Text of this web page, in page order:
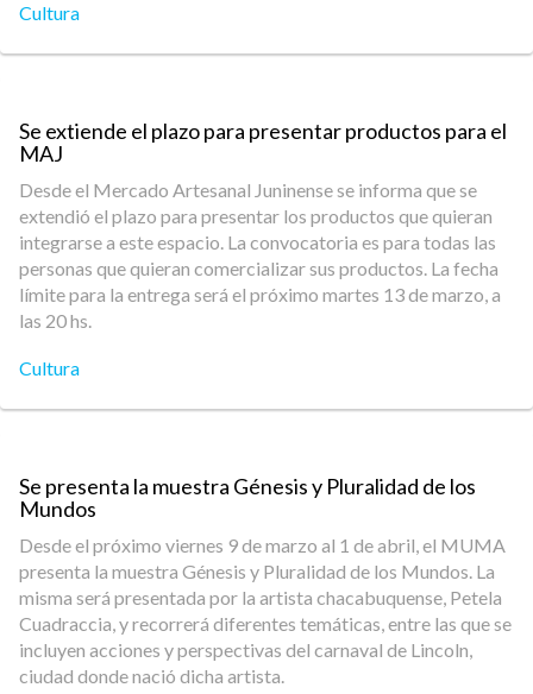
Cultura
Se extiende el plazo para presentar productos para el
MAJ
Desde el Mercado Artesanal Juninense se informa que se
extendió el plazo para presentar los productos que quieran
integrarse a este espacio. La convocatoria es para todas las
personas que quieran comercializar sus productos. La fecha
límite para la entrega será el próximo martes 13 de marzo, a
las 20 hs.
Cultura
Se presenta la muestra Génesis y Pluralidad de los
Mundos
Desde el próximo viernes 9 de marzo al 1 de abril, el MUMA
presenta la muestra Génesis y Pluralidad de los Mundos. La
misma será presentada por la artista chacabuquense, Petela
Cuadraccia, y recorrerá diferentes temáticas, entre las que se
incluyen acciones y perspectivas del carnaval de Lincoln,
ciudad donde nació dicha artista.